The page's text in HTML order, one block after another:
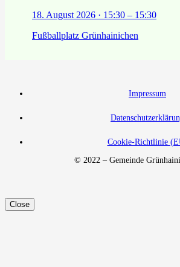
18. August 2026 · 15:30 – 15:30
Fußballplatz Grünhainichen
Impressum
Cookie-Richtlinie
© 2022 – Gemeinde
Close